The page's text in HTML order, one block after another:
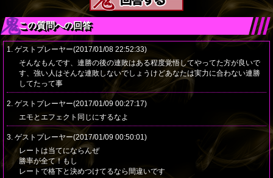
この質問への回答
1. ゲストプレーヤー(2017/01/08 22:52:33)
そんなもんです、連勝の後の連敗はある程度覚悟してやってた方が良いで
す、強い人はそんな連敗しないでしょうけどあなたは実力に合わない連勝
してたって事
2. ゲストプレーヤー(2017/01/09 00:27:17)
エモとエフェクト同じにするなよ
3. ゲストプレーヤー(2017/01/09 00:50:01)
レートは当てにならんぜ
勝率が全て！もし
レートで格下と決めつけてるなら間違いです